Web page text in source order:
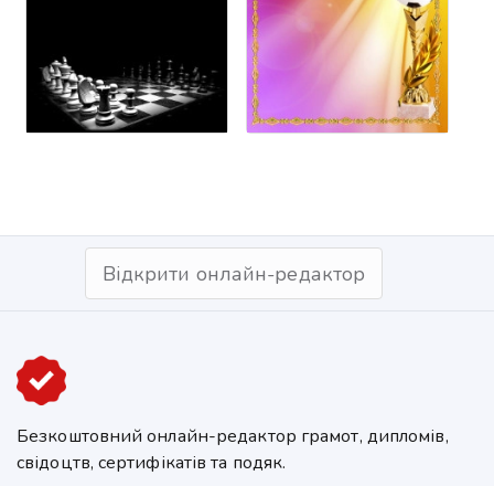
Відкрити онлайн-редактор
Безкоштовний онлайн-редактор грамот, дипломів,
свідоцтв, сертифікатів та подяк.